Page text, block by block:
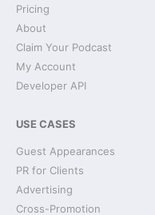
Pricing
About
Claim Your Podcast
My Account
Developer API
USE CASES
Guest Appearances
PR for Clients
Advertising
Cross-Promotion